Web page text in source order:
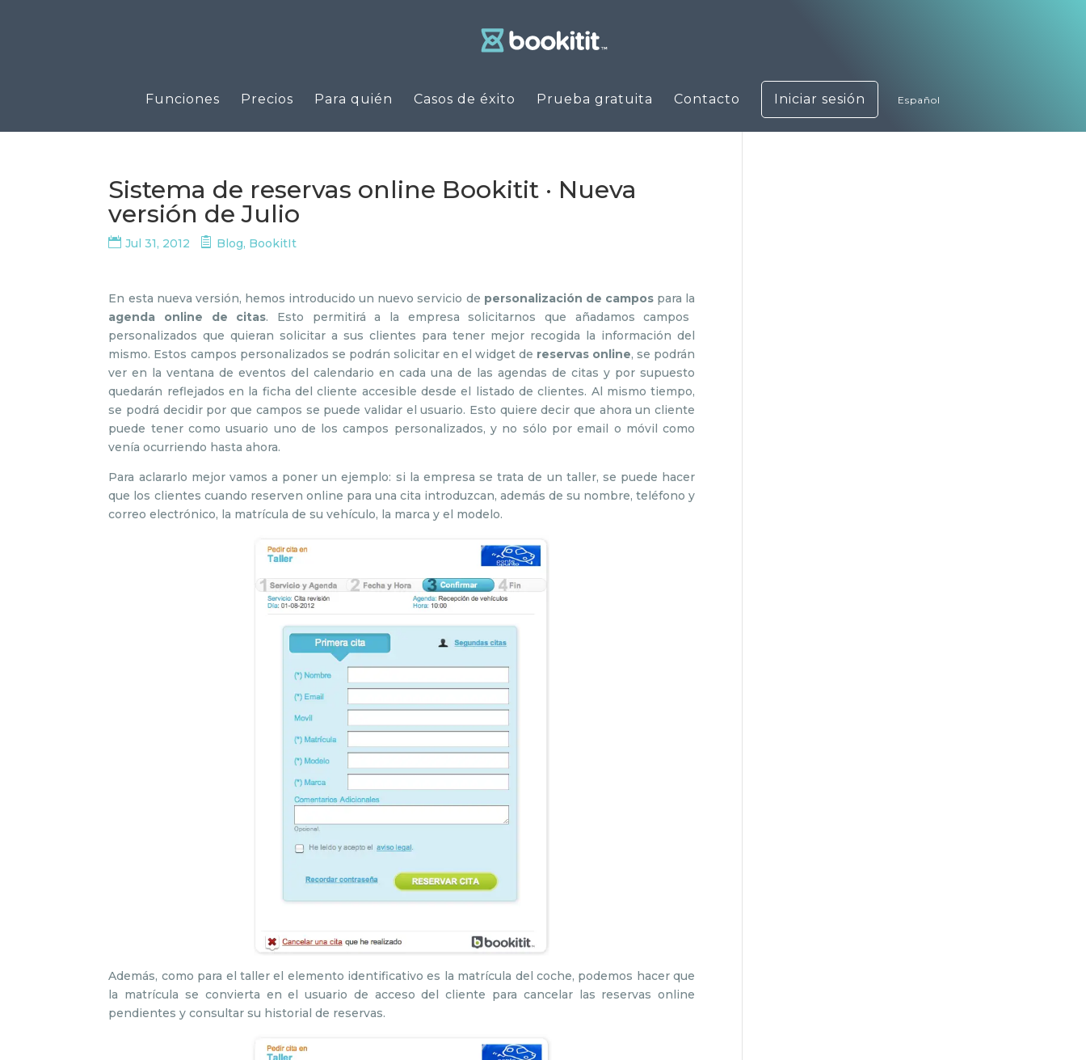
Funciones Precios Para quién Casos de éxito Prueba gratuita Contacto Iniciar sesión Español
Sistema de reservas online Bookitit · Nueva
versión de Julio
Jul 31, 2012 Blog, BookitIt
En esta nueva versión, hemos introducido un nuevo servicio de personalización de campospara la
agenda online de citas. Esto permitirá a la empresa solicitarnos que añadamos campos
personalizados que quieran solicitar a sus clientes para tener mejor recogida la información del
mismo. Estos campos personalizados se podrán solicitar en el widget de reservas online, se podrán
ver en la ventana de eventos del calendario en cada una de las agendas de citas y por supuesto
quedarán reflejados en la ficha del cliente accesible desde el listado de clientes. Al mismo tiempo,
se podrá decidir por que campos se puede validar el usuario. Esto quiere decir que ahora un cliente
puede tener como usuario uno de los campos personalizados, y no sólo por email o móvil como
venía ocurriendo hasta ahora.
Para aclararlo mejor vamos a poner un ejemplo: si la empresa se trata de un taller, se puede hacer
que los clientes cuando reserven online para una cita introduzcan, además de su nombre, teléfono y
correo electrónico, la matrícula de su vehículo, la marca y el modelo.
Además, como para el taller el elemento identificativo es la matrícula del coche, podemos hacer que
la matrícula se convierta en el usuario de acceso del cliente para cancelar las reservas online
pendientes y consultar su historial de reservas.